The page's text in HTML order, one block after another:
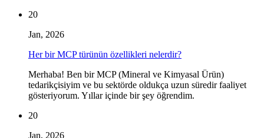
20
Jan, 2026
Her bir MCP türünün özellikleri nelerdir?
Merhaba! Ben bir MCP (Mineral ve Kimyasal Ürün)
tedarikçisiyim ve bu sektörde oldukça uzun süredir faaliyet
gösteriyorum. Yıllar içinde bir şey öğrendim.
20
Jan, 2026